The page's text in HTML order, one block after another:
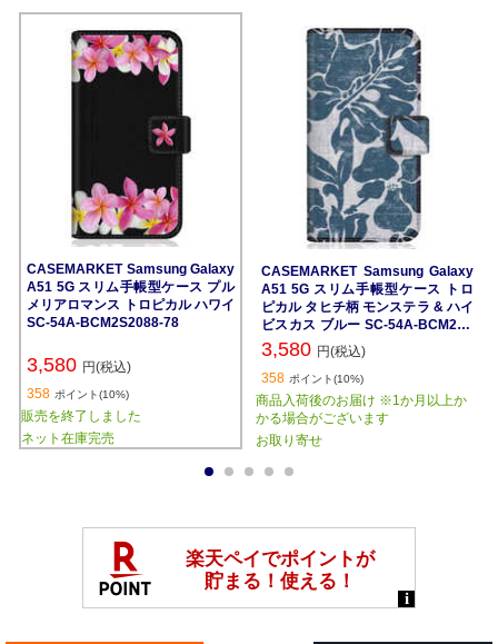
CASEMARKET Samsung Galaxy
A51 5G スリム手帳型ケース プル
メリアロマンス トロピカル ハワイ
SC-54A-BCM2S2088-78
3,580 円(税込)
358 ポイント(10%)
販売を終了しました
ネット在庫完売
CASEMARKET Samsung Galaxy
A51 5G スリム手帳型ケース トロ
ピカル タヒチ柄 モンステラ & ハイ
ビスカス ブルー SC-54A-BCM2S2
133-78
3,580 円(税込)
358 ポイント(10%)
商品入荷後のお届け ※1か月以上か
かる場合がございます
お取り寄せ